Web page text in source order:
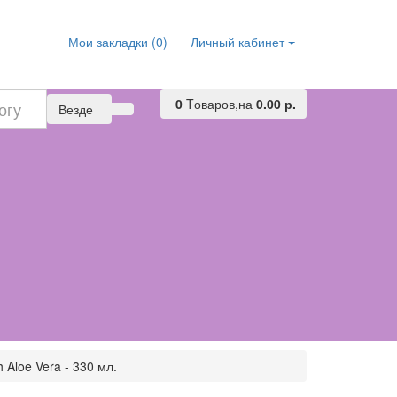
Личный кабинет
Мои закладки (0)
0 Tоваров,на 0.00 р.
Везде
Aloe Vera - 330 мл.